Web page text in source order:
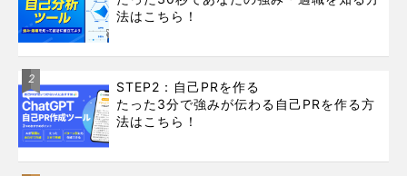
法はこちら！
2
STEP2：自己PRを作る
たった3分で強みが伝わる自己PRを作る方
法はこちら！